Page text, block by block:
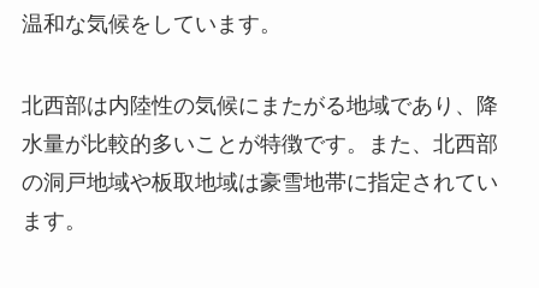
温和な気候をしています。
北西部は内陸性の気候にまたがる地域であり、降
水量が比較的多いことが特徴です。また、北西部
の洞戸地域や板取地域は豪雪地帯に指定されてい
ます。